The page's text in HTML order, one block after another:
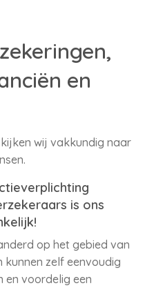
en
wij vakkundig naar
is ons
op het gebied van
kunnen zelf eenvoudig
en voordelig een